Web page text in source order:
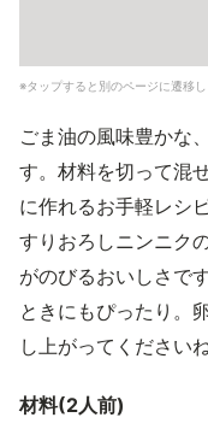
※タップすると別のページに遷移し
ごま油の風味豊かな
す。材料を切って混
に作れるお手軽レシ
すりおろしニンニク
がのびるおいしさで
ときにもぴったり。
し上がってくださいね
材料(2人前)